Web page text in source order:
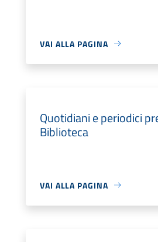
VAI ALLA PAGINA
Quotidiani e periodici
Biblioteca
VAI ALLA PAGINA